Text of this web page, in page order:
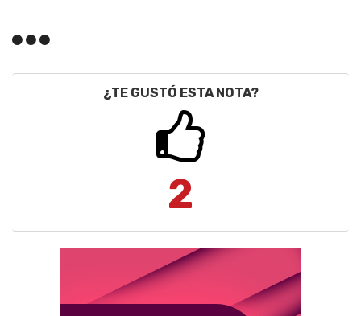
¿TE GUSTÓ ESTA NOTA?
2